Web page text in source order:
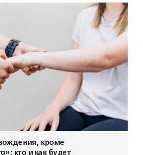
кроме
кто и как будет